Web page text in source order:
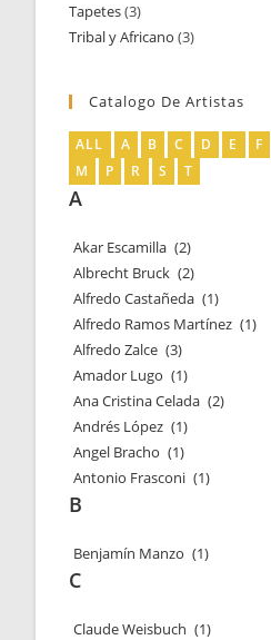
productos
Tapetes 33
productos
Tribal y Africano 33
Catalogo De Artistas
ALL A B C D E F
M
P R S T
A
Akar Escamilla (2)
Albrecht Bruck (2)
Alfredo Castañeda (1)
Alfredo Ramos Martínez (1)
Alfredo Zalce (3)
Amador Lugo (1)
Ana Cristina Celada (2)
Andrés López (1)
Angel Bracho (1)
Antonio Frasconi (1)
B
Benjamín Manzo (1)
C
Claude Weisbuch (1)